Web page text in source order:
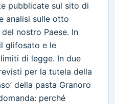
pubblicate sul sito di
analisi sulle otto
nostro Paese. In
glifosato e le
di legge. In due
per la tutela della
della pasta Granoro
perché